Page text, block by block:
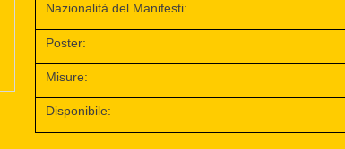
Nazionalità del Manifesti:
Poster:
Misure:
Disponibile: